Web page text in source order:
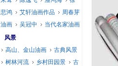
悲鸿
艾轩油画作品
周春芽
油画
吴冠中
当代名家油画
风景
高山、金山油画
古典风景
树林河流
乡村田园景
古